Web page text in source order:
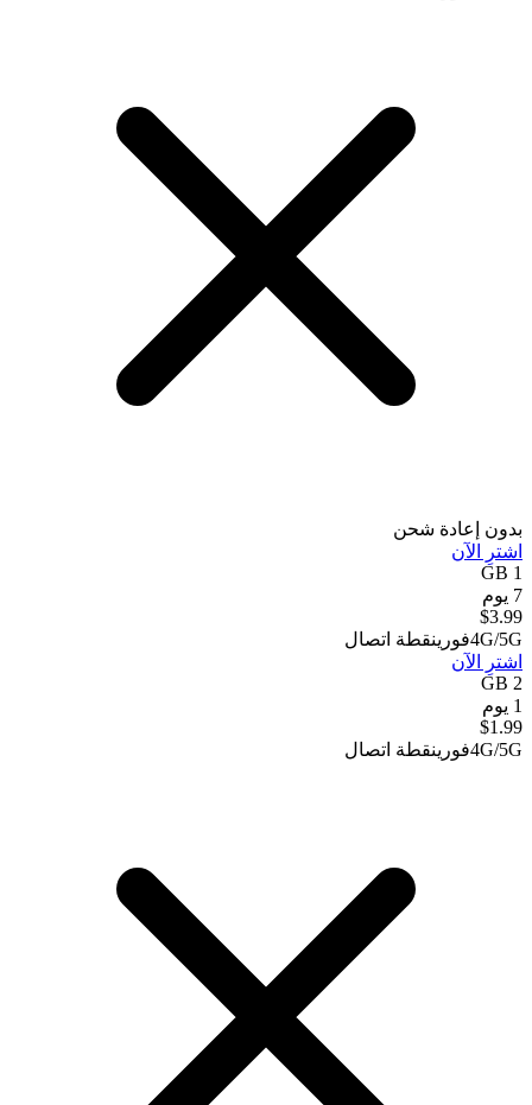
بدون إعادة شحن
اشترِ الآن
1 GB
7 يوم
$3.99
4G/5Gفورينقطة اتصال
اشترِ الآن
2 GB
1 يوم
$1.99
4G/5Gفورينقطة اتصال